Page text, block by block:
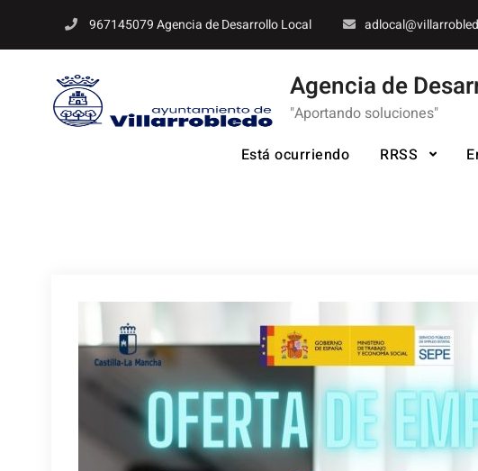
967145079 Agencia de Desarrollo Local
Agencia de
"Aportando soluciones"
Está ocurriendo
RRSS